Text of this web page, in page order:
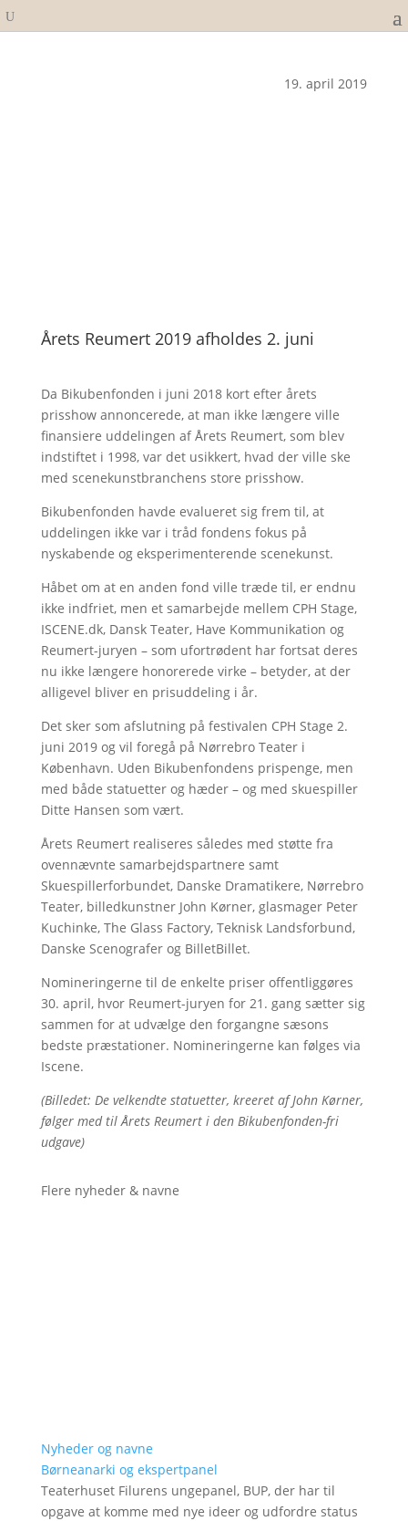
19. april 2019
Årets Reumert 2019 afholdes 2. juni
Da Bikubenfonden i juni 2018 kort efter årets
prisshow annoncerede, at man ikke længere ville
finansiere uddelingen af Årets Reumert, som blev
indstiftet i 1998, var det usikkert, hvad der ville ske
med scenekunstbranchens store prisshow.
Bikubenfonden havde evalueret sig frem til, at
uddelingen ikke var i tråd fondens fokus på
nyskabende og eksperimenterende scenekunst.
Håbet om at en anden fond ville træde til, er endnu
ikke indfriet, men et samarbejde mellem CPH Stage,
ISCENE.dk, Dansk Teater, Have Kommunikation og
Reumert-juryen – som ufortrødent har fortsat deres
nu ikke længere honorerede virke – betyder, at der
alligevel bliver en prisuddeling i år.
Det sker som afslutning på festivalen CPH Stage 2.
juni 2019 og vil foregå på Nørrebro Teater i
København. Uden Bikubenfondens prispenge, men
med både statuetter og hæder – og med skuespiller
Ditte Hansen som vært.
Årets Reumert realiseres således med støtte fra
ovennævnte samarbejdspartnere samt
Skuespillerforbundet, Danske Dramatikere, Nørrebro
Teater, billedkunstner John Kørner, glasmager Peter
Kuchinke, The Glass Factory, Teknisk Landsforbund,
Danske Scenografer og BilletBillet.
Nomineringerne til de enkelte priser offentliggøres
30. april, hvor Reumert-juryen for 21. gang sætter sig
sammen for at udvælge den forgangne sæsons
bedste præstationer. Nomineringerne kan følges via
Iscene.
(Billedet: De velkendte statuetter, kreeret af John Kørner,
følger med til Årets Reumert i den Bikubenfonden-fri
udgave)
Flere nyheder & navne
Nyheder og navne
Børneanarki og ekspertpanel
Teaterhuset Filurens ungepanel, BUP, der har til
opgave at komme med nye ideer og udfordre status